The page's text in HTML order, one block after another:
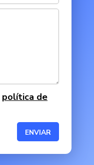
política de
ENVIAR